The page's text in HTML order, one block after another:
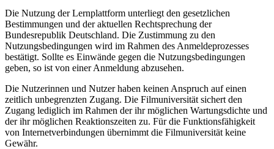
Die Nutzung der Lernplattform unterliegt den gesetzlichen
Bestimmungen und der aktuellen Rechtsprechung der
Bundesrepublik Deutschland. Die Zustimmung zu den
Nutzungsbedingungen wird im Rahmen des Anmeldeprozesses
bestätigt. Sollte es Einwände gegen die Nutzungsbedingungen
geben, so ist von einer Anmeldung abzusehen.
Die Nutzerinnen und Nutzer haben keinen Anspruch auf einen
zeitlich unbegrenzten Zugang. Die Filmuniversität sichert den
Zugang lediglich im Rahmen der ihr möglichen Wartungsdichte und
der ihr möglichen Reaktionszeiten zu. Für die Funktionsfähigkeit
von Internetverbindungen übernimmt die Filmuniversität keine
Gewähr.